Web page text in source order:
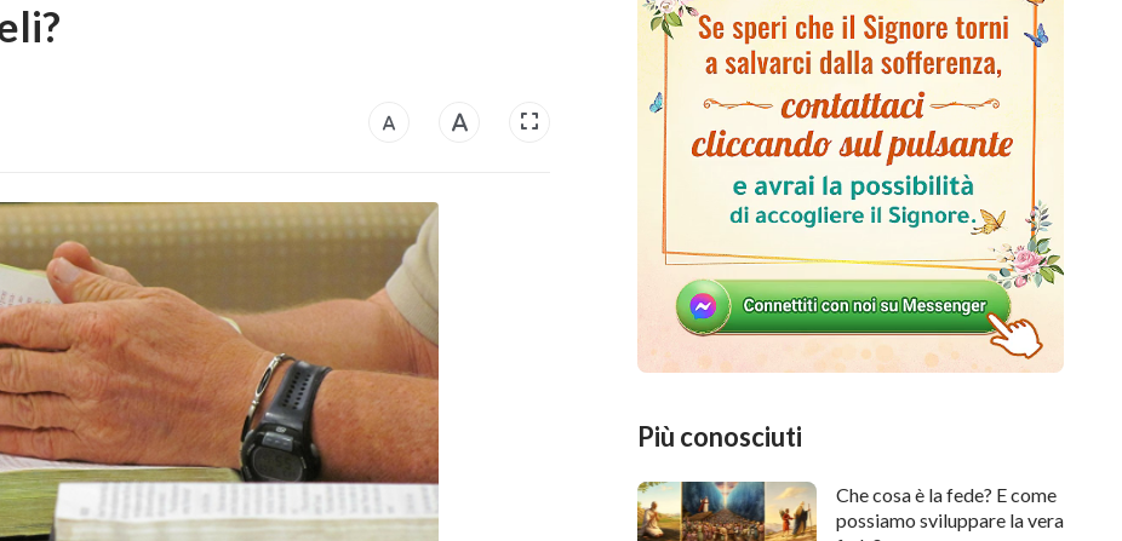
Più conosciuti
Che cosa è la fede? E come
possiamo sviluppare la vera